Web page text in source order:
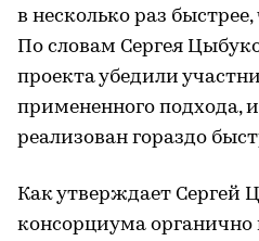
в несколько раз
По словам Сергея
проекта убедили
примененного подхода,
реализован гораздо
Как утверждает Сергей
консорциума органично